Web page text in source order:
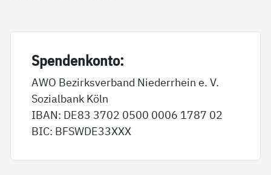
Spen­den­kon­to:
AWO Bezirksverband Niederrhein e. V.
Sozialbank Köln
IBAN: DE83 3702 0500 0006 1787 02
BIC: BFSWDE33XXX